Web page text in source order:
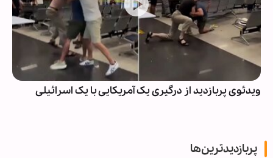
ویدئوی پربازدید از درگیری یک آمریکایی با یک اسرائیلی
پربازدیدترین‌ها